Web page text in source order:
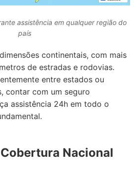
assistência em qualquer região do
país
continentais, com mais
de estradas e rodovias.
entre estados ou
contar com um seguro
assistência 24h em todo o
Nacional